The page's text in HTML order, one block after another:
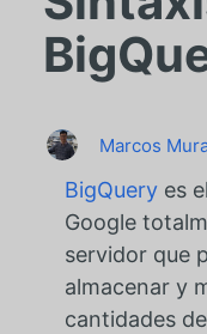
Marcos
BigQueryes
Google
servidor que
almacenar y
cantidades